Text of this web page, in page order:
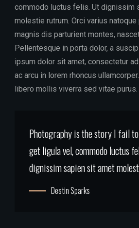
commodo luctus felis. Ut dignissim
molestie rutrum. Orci varius
magnis dis parturient montes,
Pellentesque in porta dolor, a
ipsum dolor sit amet, consectetur
ac arcu in lorem rhoncus
libero mollis viverra sed vitae purus.
Photography is the story I fail
get ligula vel, commodo luctus
dignissim sapien sit amet
Destin Sparks